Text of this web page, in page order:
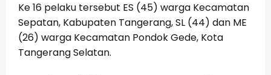
Ke 16 pelaku tersebut ES (45) warga Kecamatan
Sepatan, Kabupaten Tangerang, SL (44) dan ME
(26) warga Kecamatan Pondok Gede, Kota
Tangerang Selatan.